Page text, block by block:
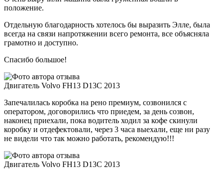
положение.
Отдельную благодарность хотелось бы выразить Элле, была
всегда на связи напротяжении всего ремонта, все объясняла
грамотно и доступно.
Спасибо большое!
Двигатель Volvo FH13 D13C 2013
Запечалилась коробка на рено премиум, созвонился с
оператором, договорились что приедем, за день созвон,
наконец приехали, пока водитель ходил за кофе скинули
коробку и отдефектовали, через 3 часа выехали, еще ни разу
не видели что так можно работать, рекомендую!!!
Двигатель Volvo FH13 D13C 2013